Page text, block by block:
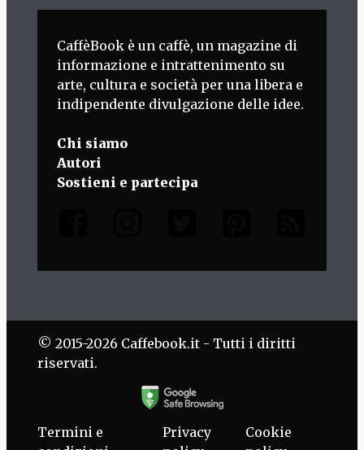
CaffèBook è un caffè, un magazine di
informazione e intrattenimento su
arte, cultura e società per una libera e
indipendente divulgazione delle idee.
Chi siamo
Autori
Sostieni e partecipa
© 2015-2026 Caffebook.it - Tutti i diritti
riservati.
Termini e
Privacy
Cookie